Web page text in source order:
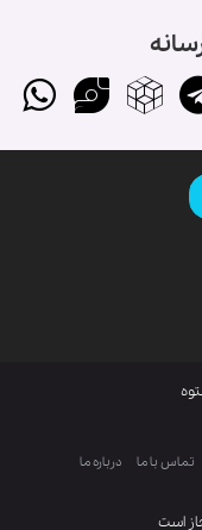
است
تماس با ما درباره ما